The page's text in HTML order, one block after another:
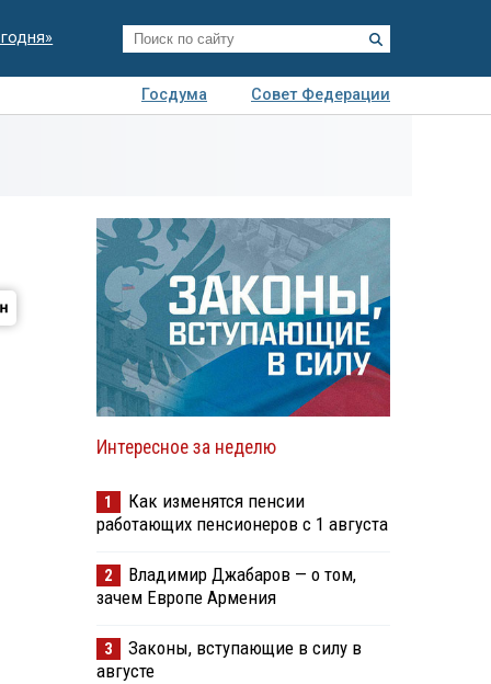
Госдума
Совет Федерации
Интересное за неделю
1
Как изменятся пенсии
работающих пенсионеров с 1 августа
2
Владимир Джабаров — о том,
зачем Европе Армения
3
Законы, вступающие в силу в
августе